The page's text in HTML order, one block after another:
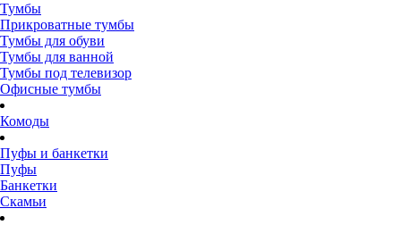
Тумбы
Прикроватные тумбы
Тумбы для обуви
Тумбы для ванной
Тумбы под телевизор
Офисные тумбы
Комоды
Пуфы и банкетки
Пуфы
Банкетки
Скамьи